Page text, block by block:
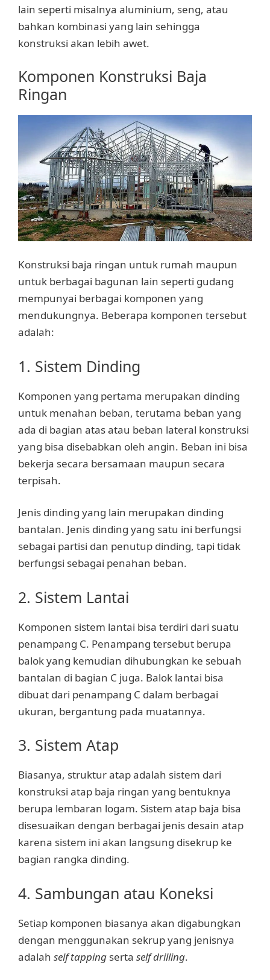
lain seperti misalnya aluminium, seng, atau
bahkan kombinasi yang lain sehingga
konstruksi akan lebih awet.
Komponen Konstruksi Baja
Ringan
Konstruksi baja ringan untuk rumah maupun
untuk berbagai bagunan lain seperti gudang
mempunyai berbagai komponen yang
mendukungnya. Beberapa komponen tersebut
adalah:
1. Sistem Dinding
Komponen yang pertama merupakan dinding
untuk menahan beban, terutama beban yang
ada di bagian atas atau beban lateral konstruksi
yang bisa disebabkan oleh angin. Beban ini bisa
bekerja secara bersamaan maupun secara
terpisah.
Jenis dinding yang lain merupakan dinding
bantalan. Jenis dinding yang satu ini berfungsi
sebagai partisi dan penutup dinding, tapi tidak
berfungsi sebagai penahan beban.
2. Sistem Lantai
Komponen sistem lantai bisa terdiri dari suatu
penampang C. Penampang tersebut berupa
balok yang kemudian dihubungkan ke sebuah
bantalan di bagian C juga. Balok lantai bisa
dibuat dari penampang C dalam berbagai
ukuran, bergantung pada muatannya.
3. Sistem Atap
Biasanya, struktur atap adalah sistem dari
konstruksi atap baja ringan yang bentuknya
berupa lembaran logam. Sistem atap baja bisa
disesuaikan dengan berbagai jenis desain atap
karena sistem ini akan langsung disekrup ke
bagian rangka dinding.
4. Sambungan atau Koneksi
Setiap komponen biasanya akan digabungkan
dengan menggunakan sekrup yang jenisnya
adalah self tapping serta self drilling.